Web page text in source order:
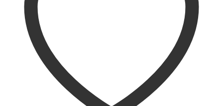
seçilebilir